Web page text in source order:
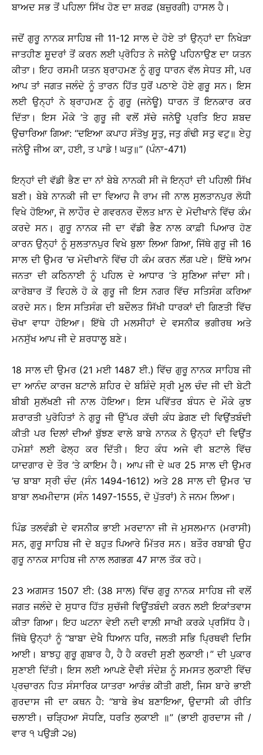
ਬਾਅਦ ਸਭ ਤੋਂ ਪਹਿਲਾ ਸਿੱਖ ਹੋਣ ਦਾ ਸ਼ਰਫ਼ (ਬਜ਼ੁਰਗੀ) ਹਾਸਲ ਹੈ।
ਜਦੋਂ ਗੁਰੂ ਨਾਨਕ ਸਾਹਿਬ ਜੀ 11-12 ਸਾਲ ਦੇ ਹੋਏ ਤਾਂ ਉਨ੍ਹਾਂ ਦਾ ਨਿਖੇੜਾ
ਜਾਤਹੀਣ ਸ਼ੂਦਰਾਂ ਤੋਂ ਕਰਨ ਲਈ ਪ੍ਰੋਹਿਤ ਨੇ ਜਨੇਊ ਪਹਿਨਾਉਣ ਦਾ ਯਤਨ
ਕੀਤਾ। ਇਹ ਰਸਮੀ ਯਤਨ ਬ੍ਰਾਹਮਣ ਨੂੰ ਗੁਰੂ ਧਾਰਨ ਵੱਲ ਸੇਧਤ ਸੀ, ਪਰ
ਆਪ ਤਾਂ ਜਗਤ ਜਲੰਦੇ ਨੂੰ ਤਾਰਨ ਹਿੱਤ ਧੁਰੋਂ ਪਠਾਏ ਹੋਏ ਗੁਰੂ ਸਨ। ਇਸ
ਲਈ ਉਨ੍ਹਾਂ ਨੇ ਬ੍ਰਾਹਮਣ ਨੂੰ ਗੁਰੂ (ਜਨੇਊ) ਧਾਰਨ ਤੋਂ ਇਨਕਾਰ ਕਰ
ਦਿੱਤਾ। ਇਸ ਮੌਕੇ ’ਤੇ ਗੁਰੂ ਜੀ ਵਲੋਂ ਸੱਚੇ ਜਨੇਊ ਪ੍ਰਤਿ ਇਹ ਸ਼ਬਦ
ਉਚਾਰਿਆ ਗਿਆ: ‘‘ਦਇਆ ਕਪਾਹ ਸੰਤੋਖੁ ਸੂਤੁ, ਜਤੁ ਗੰਢੀ ਸਤੁ ਵਟੁ॥ ਏਹੁ
ਜਨੇਊ ਜੀਅ ਕਾ, ਹਈ, ਤ ਪਾਡੇ ! ਘਤੁ॥’’ (ਪੰਨਾ-471)
ਇਨ੍ਹਾਂ ਦੀ ਵੱਡੀ ਭੈਣ ਦਾ ਨਾਂ ਬੇਬੇ ਨਾਨਕੀ ਸੀ ਜੋ ਇਨ੍ਹਾਂ ਦੀ ਪਹਿਲੀ ਸਿੱਖ
ਬਣੀ। ਬੇਬੇ ਨਾਨਕੀ ਜੀ ਦਾ ਵਿਆਹ ਜੈ ਰਾਮ ਜੀ ਨਾਲ ਸੁਲਤਾਨਪੁਰ ਲੋਧੀ
ਵਿਖੇ ਹੋਇਆ, ਜੋ ਲਾਹੌਰ ਦੇ ਗਵਰਨਰ ਦੌਲਤ ਖ਼ਾਨ ਦੇ ਮੋਦੀਖਾਨੇ ਵਿੱਚ ਕੰਮ
ਕਰਦੇ ਸਨ। ਗੁਰੂ ਨਾਨਕ ਜੀ ਦਾ ਵੱਡੀ ਭੈਣ ਨਾਲ ਕਾਫ਼ੀ ਪਿਆਰ ਹੋਣ
ਕਾਰਨ ਉਨ੍ਹਾਂ ਨੂੰ ਸੁਲਤਾਨਪੁਰ ਵਿਖੇ ਬੁਲਾ ਲਿਆ ਗਿਆ, ਜਿੱਥੇ ਗੁਰੂ ਜੀ 16
ਸਾਲ ਦੀ ਉਮਰ ’ਚ ਮੋਦੀਖਾਨੇ ਵਿੱਚ ਹੀ ਕੰਮ ਕਰਨ ਲੱਗ ਪਏ। ਇੱਥੇ ਆਮ
ਜਨਤਾ ਦੀ ਕਠਿਨਾਈ ਨੂੰ ਪਹਿਲ ਦੇ ਆਧਾਰ ’ਤੇ ਸੁਣਿਆ ਜਾਂਦਾ ਸੀ।
ਕਾਰੋਬਾਰ ਤੋਂ ਵਿਹਲੇ ਹੋ ਕੇ ਗੁਰੂ ਜੀ ਇਸ ਨਗਰ ਵਿੱਚ ਸਤਿਸੰਗ ਕਰਿਆ
ਕਰਦੇ ਸਨ। ਇਸ ਸਤਿਸੰਗ ਦੀ ਬਦੌਲਤ ਸਿੱਖੀ ਧਾਰਕਾਂ ਦੀ ਗਿਣਤੀ ਵਿੱਚ
ਚੋਖਾ ਵਾਧਾ ਹੋਇਆ। ਇੱਥੇ ਹੀ ਮਲਸੀਹਾਂ ਦੇ ਵਸਨੀਕ ਭਗੀਰਥ ਅਤੇ
ਮਨਸੁੱਖ ਆਪ ਜੀ ਦੇ ਸ਼ਰਧਾਲੂ ਬਣੇ।
18 ਸਾਲ ਦੀ ਉਮਰ (21 ਮਈ 1487 ਈ.) ਵਿੱਚ ਗੁਰੂ ਨਾਨਕ ਸਾਹਿਬ ਜੀ
ਦਾ ਆਨੰਦ ਕਾਰਜ ਬਟਾਲੇ ਸ਼ਹਿਰ ਦੇ ਬਸ਼ਿੰਦੇ ਸ੍ਰੀ ਮੂਲ ਚੰਦ ਜੀ ਦੀ ਬੇਟੀ
ਬੀਬੀ ਸੁਲੱਖਣੀ ਜੀ ਨਾਲ ਹੋਇਆ। ਇਸ ਪਵਿੱਤਰ ਬੰਧਨ ਦੇ ਮੌਕੇ ਕੁਝ
ਸ਼ਰਾਰਤੀ ਪੁਰੋਹਿਤਾਂ ਨੇ ਗੁਰੂ ਜੀ ਉੱਪਰ ਕੱਚੀ ਕੰਧ ਡੇਗਣ ਦੀ ਵਿਉਂਤਬੰਦੀ
ਕੀਤੀ ਪਰ ਦਿਲਾਂ ਦੀਆਂ ਬੁੱਝਣ ਵਾਲੇ ਬਾਬੇ ਨਾਨਕ ਨੇ ਉਨ੍ਹਾਂ ਦੀ ਵਿਉਂਤ
ਹਮੇਸ਼ਾਂ ਲਈ ਫੇਲ੍ਹ ਕਰ ਦਿੱਤੀ। ਇਹ ਕੰਧ ਅਜੇ ਵੀ ਬਟਾਲੇ ਵਿੱਚ
ਯਾਦਗਾਰ ਦੇ ਤੌਰ ’ਤੇ ਕਾਇਮ ਹੈ। ਆਪ ਜੀ ਦੇ ਘਰ 25 ਸਾਲ ਦੀ ਉਮਰ
’ਚ ਬਾਬਾ ਸ੍ਰੀ ਚੰਦ (ਸੰਨ 1494-1612) ਅਤੇ 28 ਸਾਲ ਦੀ ਉਮਰ ’ਚ
ਬਾਬਾ ਲਖਮੀਦਾਸ (ਸੰਨ 1497-1555, ਦੋ ਪੁੱਤਰਾਂ) ਨੇ ਜਨਮ ਲਿਆ।
ਪਿੰਡ ਤਲਵੰਡੀ ਦੇ ਵਸਨੀਕ ਭਾਈ ਮਰਦਾਨਾ ਜੀ ਜੋ ਮੁਸਲਮਾਨ (ਮਰਾਸੀ)
ਸਨ, ਗੁਰੂ ਸਾਹਿਬ ਜੀ ਦੇ ਬਹੁਤ ਪਿਆਰੇ ਮਿੱਤਰ ਸਨ। ਬਤੌਰ ਰਬਾਬੀ ਉਹ
ਗੁਰੂ ਨਾਨਕ ਸਾਹਿਬ ਜੀ ਨਾਲ ਲਗਭਗ 47 ਸਾਲ ਤੱਕ ਰਹੇ।
23 ਅਗਸਤ 1507 ਈ: (38 ਸਾਲ) ਵਿੱਚ ਗੁਰੂ ਨਾਨਕ ਸਾਹਿਬ ਜੀ ਵਲੋਂ
ਜਗਤ ਜਲੰਦੇ ਦੇ ਸੁਧਾਰ ਹਿੱਤ ਸੁਚੱਜੀ ਵਿਊਂਤਬੰਦੀ ਕਰਨ ਲਈ ਇਕਾਂਤਵਾਸ
ਕੀਤਾ ਗਿਆ। ਇਹ ਘਟਨਾ ਵੇਈ ਨਦੀ ਵਾਲ਼ੀ ਸਾਖੀ ਕਰਕੇ ਪ੍ਰਸਿੱਧ ਹੈ।
ਜਿੱਥੇ ਉਨ੍ਹਾਂ ਨੂੰ ‘‘ਬਾਬਾ ਦੇਖੈ ਧਿਆਨ ਧਰਿ, ਜਲਤੀ ਸਭਿ ਪ੍ਰਿਥਵੀ ਦਿਸਿ
ਆਈ। ਬਾਝਹੁ ਗੁਰੂ ਗੁਬਾਰ ਹੈ, ਹੈ ਹੈ ਕਰਦੀ ਸੁਣੀ ਲੁਕਾਈ।’’ ਦੀ ਪੁਕਾਰ
ਸੁਣਾਈ ਦਿੱਤੀ। ਇਸ ਲਈ ਆਪਣੇ ਦੈਵੀ ਸੰਦੇਸ਼ ਨੂੰ ਸਮਸਤ ਲੁਕਾਈ ਵਿੱਚ
ਪ੍ਰਚਾਰਨ ਹਿਤ ਸੰਸਾਰਿਕ ਯਾਤਰਾ ਆਰੰਭ ਕੀਤੀ ਗਈ, ਜਿਸ ਬਾਰੇ ਭਾਈ
ਗੁਰਦਾਸ ਜੀ ਦਾ ਕਥਨ ਹੈ: ‘‘ਬਾਬੇ ਭੇਖ ਬਣਾਇਆ, ਉਦਾਸੀ ਕੀ ਰੀਤਿ
ਚਲਾਈ। ਚੜ੍ਹਿਆ ਸੋਧਣਿ, ਧਰਤਿ ਲੁਕਾਈ ॥’’ (ਭਾਈ ਗੁਰਦਾਸ ਜੀ /
ਵਾਰ ੧ ਪਉੜੀ ੨੪)